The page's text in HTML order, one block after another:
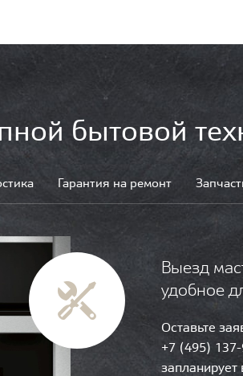
бытовой
Гарантия на ремонт
Выезд
удобное
Оставьте
+7 (495)